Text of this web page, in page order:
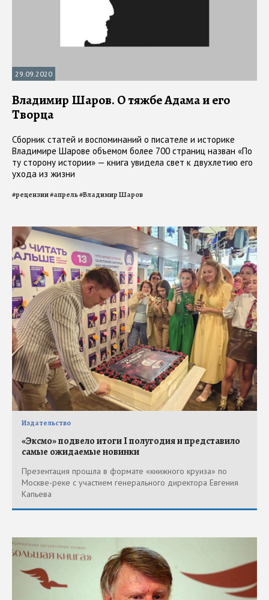
29.09.2020
Владимир Шаров. О тяжбе Адама и его
Творца
Сборник статей и воспоминаний о писателе и историке
Владимире Шарове объемом более 700 страниц назван «По
ту сторону истории» — книга увидела свет к двухлетию его
ухода из жизни
#рецензии#апрель#Владимир Шаров
Издательство
«Эксмо» подвело итоги I полугодия и представило
самые ожидаемые новинки
Презентация прошла в формате «книжного круиза» по
Москве-реке с участием генерального директора Евгения
Капьева